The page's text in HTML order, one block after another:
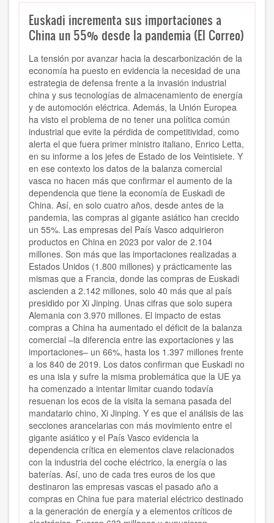
Euskadi incrementa sus importaciones a
China un 55% desde la pandemia (El Correo)
La tensión por avanzar hacia la descarbonización de la
economía ha puesto en evidencia la necesidad de una
estrategia de defensa frente a la invasión industrial
china y sus tecnologías de almacenamiento de energía
y de automoción eléctrica. Además, la Unión Europea
ha visto el problema de no tener una política común
industrial que evite la pérdida de competitividad, como
alerta el que fuera primer ministro italiano, Enrico Letta,
en su informe a los jefes de Estado de los Veintisiete. Y
en ese contexto los datos de la balanza comercial
vasca no hacen más que confirmar el aumento de la
dependencia que tiene la economía de Euskadi de
China. Así, en solo cuatro años, desde antes de la
pandemia, las compras al gigante asiático han crecido
un 55%. Las empresas del País Vasco adquirieron
productos en China en 2023 por valor de 2.104
millones. Son más que las importaciones realizadas a
Estados Unidos (1.800 millones) y prácticamente las
mismas que a Francia, donde las compras de Euskadi
ascienden a 2.142 millones, solo 40 más que al país
presidido por Xi Jinping. Unas cifras que solo supera
Alemania con 3.970 millones. El impacto de estas
compras a China ha aumentado el déficit de la balanza
comercial –la diferencia entre las exportaciones y las
importaciones– un 66%, hasta los 1.397 millones frente
a los 840 de 2019. Los datos confirman que Euskadi no
es una isla y sufre la misma problemática que la UE ya
ha comenzado a intentar limitar cuando todavía
resuenan los ecos de la visita la semana pasada del
mandatario chino, Xi Jinping. Y es que el análisis de las
secciones arancelarias con más movimiento entre el
gigante asiático y el País Vasco evidencia la
dependencia crítica en elementos clave relacionados
con la industria del coche eléctrico, la energía o las
baterías. Así, uno de cada tres euros de los que
destinaron las empresas vascas el pasado año a
compras en China fue para material eléctrico destinado
a la generación de energía y a elementos críticos de